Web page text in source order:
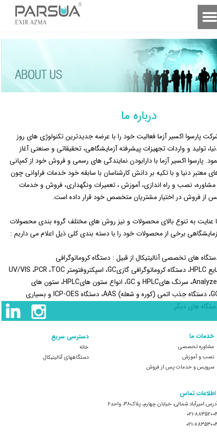
پارسوا اکسیر آزما فعالیت خود را با عرضه جدیدترین تکنولوژی های روز
تولید و واردات تجهیزات پیشرفته آزمایشگاهی، تحقیقاتی و صنعتی آغاز
پارسوا اکسیر آزما با دارابودن نمایندگی های رسمی و فروش خود از کمپانی
معتبر دنیا و با تکیه بر دانش کارشناسان با سابقه خود خدمات فراوانی چون
نصب و راه اندازی، آموزش ، تعمیرات ونگهداری، فروش و خدمات
از فروش در اختیار مشتریان متخصص خود قرار داده است.
عنایت به تنوع بالای محصولات و نیز روش های مختلف گروه بندی محصولات
برخی از محصولات خود را با دسته بندی کلی ذیل اعلام می داریم :
های تخصصی آنالیتیکال از قبیل : دستگاه کروماتوگرافی
مایع HPLC، دستگاه کروماتوگرافی گازیGC، اسپکتروفتومتر UV/VIS ،PCR ،TOC
Analyzer، سرنگ هایHPLC و GC، انواع ستون هایHPLC، ستون های
GC، دستگاه جذب اتمی (کوره و شعله) AAS، دستگاه ICP-OES و بسیاری
های دیگر.
درباره ما
تماس
شمالی، خیابان چهارم، پلاک۳۸، واحد۶
۸۸۳۵۲۰۰۴
۸۸۳۵۳۰۰۴
خدمات ما
مشاوره تخصصی
نصب و آموزش
سرویس و خدمات پس از فروش
دسترسی سریع
خانه
​​​​​​​دستگاههای آنالیتیکال